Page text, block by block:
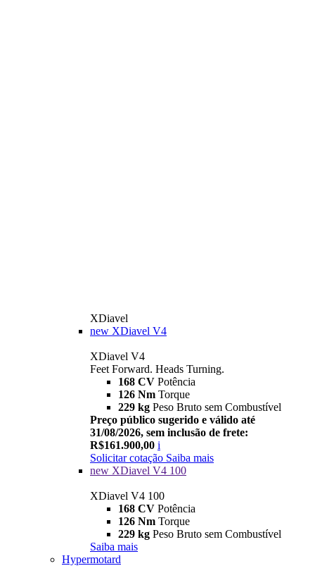
XDiavel
new XDiavel V4
XDiavel V4
Feet Forward. Heads Turning.
168 CV Potência
126 Nm Torque
229 kg Peso Bruto sem Combustível
Preço público sugerido e válido até
31/08/2026, sem inclusão de frete:
R$161.900,00 i
Solicitar cotação Saiba mais
new XDiavel V4 100
XDiavel V4 100
168 CV Potência
126 Nm Torque
229 kg Peso Bruto sem Combustível
Saiba mais
Hypermotard